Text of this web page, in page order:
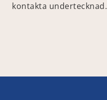
kontakta undertecknad.